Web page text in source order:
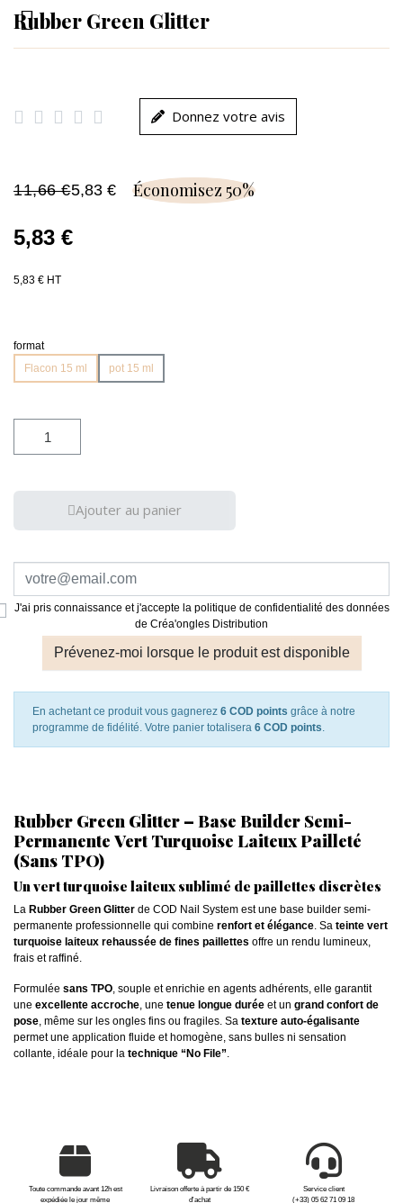
Rubber Green Glitter
     Donnez votre avis
11,66 €5,83 € Économisez 50%
5,83 €
5,83 € HT
format
Flacon 15 ml
pot 15 ml
Ajouter au panier
J'ai pris connaissance et j'accepte la politique de confidentialité des données
de Créa'ongles Distribution
Prévenez-moi lorsque le produit est disponible
En achetant ce produit vous gagnerez 6 COD points grâce à notre
programme de fidélité. Votre panier totalisera 6 COD points.
Rubber Green Glitter – Base Builder Semi-
Permanente Vert Turquoise Laiteux Pailleté
(Sans TPO)
Un vert turquoise laiteux sublimé de paillettes discrètes
La Rubber Green Glitter de COD Nail System est une base builder semi-
permanente professionnelle qui combine renfort et élégance. Sa teinte vert
turquoise laiteux rehaussée de fines paillettes offre un rendu lumineux,
frais et raffiné.
Formulée sans TPO, souple et enrichie en agents adhérents, elle garantit
une excellente accroche, une tenue longue durée et un grand confort de
pose, même sur les ongles fins ou fragiles. Sa texture auto-égalisante
permet une application fluide et homogène, sans bulles ni sensation
collante, idéale pour la technique “No File”.
Toute commande avant 12h est
expédiée le jour même
Livraison offerte à partir de 150 €
d'achat
Service client
(+33) 05 62 71 09 18